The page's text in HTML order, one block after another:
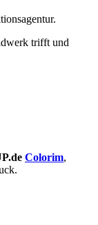
trifft und
Colorim,